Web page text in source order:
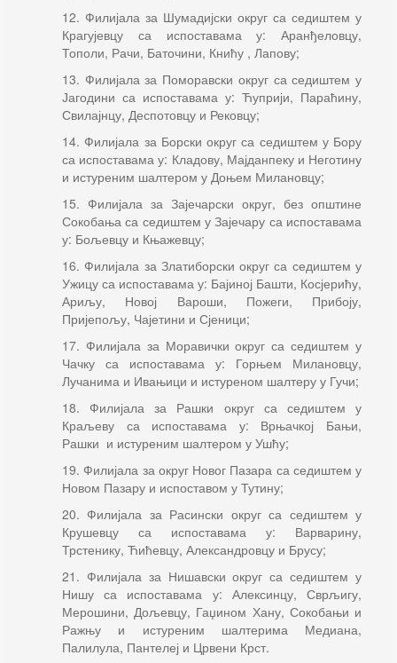
12. Филијала за Шумадијски округ са седиштем у
Крагујевцу са испоставама у: Аранђеловцу,
Тополи, Рачи, Баточини, Книћу , Лапову;
13. Филијала за Поморавски округ са седиштем у
Јагодини са испоставама у: Ћуприји, Параћину,
Свилајнцу, Деспотовцу и Рековцу;
14. Филијала за Борски округ са седиштем у Бору
са испоставама у: Кладову, Мајданпеку и Неготину
и истуреним шалтером у Доњем Милановцу;
15. Филијала за Зајечарски округ, без општине
Сокобања са седиштем у Зајечару са испоставама
у: Бољевцу и Књажевцу;
16. Филијала за Златиборски округ са седиштем у
Ужицу са испоставама у: Бајиној Башти, Косјерићу,
Ариљу, Новој Вароши, Пожеги, Прибоју,
Пријепољу, Чајетини и Сјеници;
17. Филијала за Моравички округ са седиштем у
Чачку са испоставама у: Горњем Милановцу,
Лучанима и Ивањици и истуреном шалтеру у Гучи;
18. Филијала за Рашки округ са седиштем у
Краљеву са испоставама у: Врњачкој Бањи,
Рашки и истуреним шалтером у Ушћу;
19. Филијала за округ Новог Пазара са седиштем у
Новом Пазару и испоставом у Тутину;
20. Филијала за Расински округ са седиштем у
Крушевцу са испоставама у: Варварину,
Трстенику, Ћићевцу, Александровцу и Брусу;
21. Филијала за Нишавски округ са седиштем у
Нишу са испоставама у: Алексинцу, Сврљигу,
Мерошини, Дољевцу, Гаџином Хану, Сокобањи и
Ражњу и истуреним шалтерима Медиана,
Палилула, Пантелеј и Црвени Крст.